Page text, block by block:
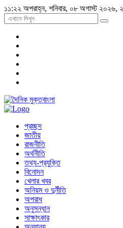
১১:২২ অপরাহ্ন, শনিবার, ০৮ অগাস্ট ২০২৬,
প্রচ্ছদ
জাতীয়
রাজনীতি
অর্থনীতি
তথ্য-প্রযুক্তি
বিনোদন
খেলার খবর
অনিয়ম ও দুর্নীতি
অপরাধ
অনুসন্ধান
সাক্ষাৎকার